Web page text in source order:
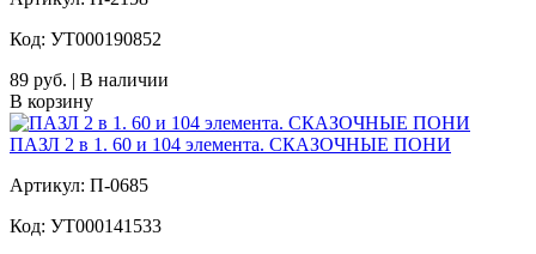
Код: УТ000190852
89 руб. | В наличии
В корзину
ПАЗЛ 2 в 1. 60 и 104 элемента. СКАЗОЧНЫЕ ПОНИ
Артикул: П-0685
Код: УТ000141533